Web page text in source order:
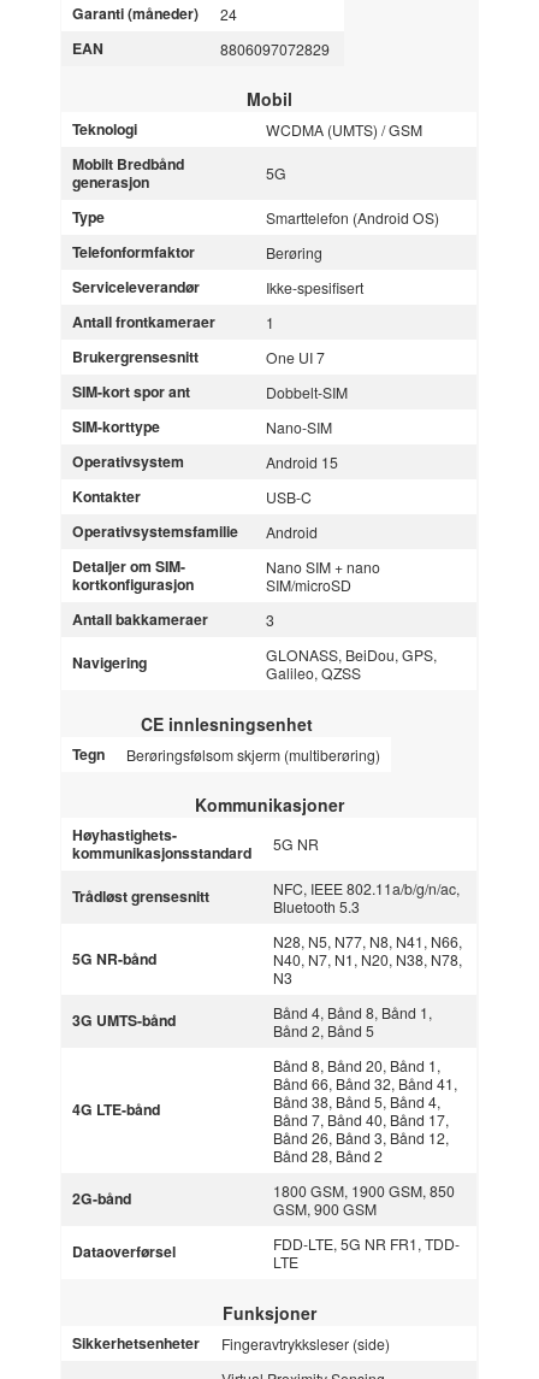
Garanti (måneder) 24
EAN 8806097072829
Mobil
Teknologi WCDMA (UMTS) / GSM
Mobilt Bredbånd
generasjon
5G
Type Smarttelefon (Android OS)
Telefonformfaktor Berøring
Serviceleverandør Ikke-spesifisert
Antall frontkameraer 1
Brukergrensesnitt One UI 7
SIM-kort spor ant Dobbelt-SIM
SIM-korttype Nano-SIM
Operativsystem Android 15
Kontakter USB-C
Operativsystemsfamilie Android
Detaljer om SIM-
kortkonfigurasjon
Nano SIM + nano
SIM/microSD
Antall bakkameraer 3
Navigering
GLONASS, BeiDou, GPS,
Galileo, QZSS
CE innlesningsenhet
Tegn Berøringsfølsom skjerm (multiberøring)
Kommunikasjoner
Høyhastighets-
kommunikasjonsstandard
5G NR
Trådløst grensesnitt
NFC, IEEE 802.11a/b/g/n/ac,
Bluetooth 5.3
5G NR-bånd
N28, N5, N77, N8, N41, N66,
N40, N7, N1, N20, N38, N78,
N3
3G UMTS-bånd
Bånd 4, Bånd 8, Bånd 1,
Bånd 2, Bånd 5
4G LTE-bånd
Bånd 8, Bånd 20, Bånd 1,
Bånd 66, Bånd 32, Bånd 41,
Bånd 38, Bånd 5, Bånd 4,
Bånd 7, Bånd 40, Bånd 17,
Bånd 26, Bånd 3, Bånd 12,
Bånd 28, Bånd 2
2G-bånd
1800 GSM, 1900 GSM, 850
GSM, 900 GSM
Dataoverførsel
FDD-LTE, 5G NR FR1, TDD-
LTE
Funksjoner
Sikkerhetsenheter
Fingeravtrykksleser (side)